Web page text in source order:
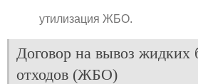
утилизация ЖБО.
Договор на вывоз жидких
отходов (ЖБО)